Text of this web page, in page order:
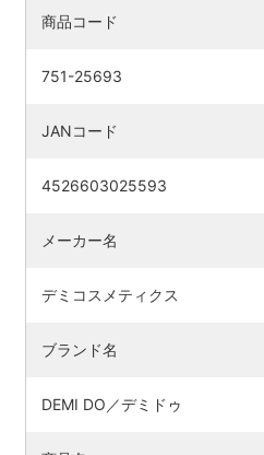
商品コード
751-25693
JANコード
4526603025593
メーカー名
デミコスメティクス
ブランド名
DEMI DO／デミドゥ